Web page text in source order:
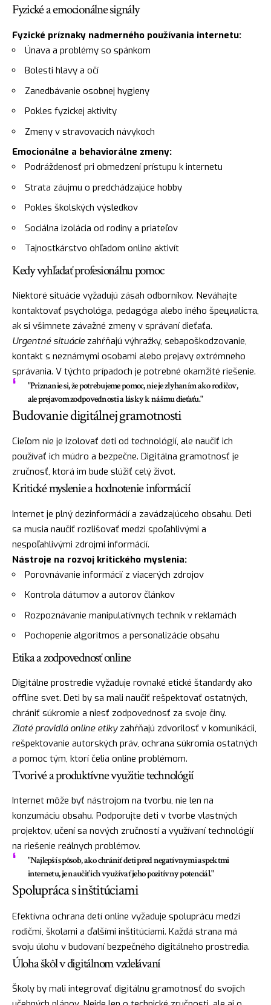
Fyzické a emocionálne signály
Fyzické príznaky nadmerného používania internetu:
Únava a problémy so spánkom
Bolesti hlavy a očí
Zanedbávanie osobnej hygieny
Pokles fyzickej aktivity
Zmeny v stravovacích návykoch
Emocionálne a behaviorálne zmeny:
Podráždenosť pri obmedzení prístupu k internetu
Strata záujmu o predchádzajúce hobby
Pokles školských výsledkov
Sociálna izolácia od rodiny a priateľov
Tajnostkárstvo ohľadom online aktivít
Kedy vyhľadať profesionálnu pomoc
Niektoré situácie vyžadujú zásah odborníkov. Neváhajte
kontaktovať psychológa, pedagóga alebo iného špециaliста,
ak si všimnete závažné zmeny v správaní dieťaťa.
Urgentné situáciezahŕňajú výhražky, sebapoškodzovanie,
kontakt s neznámymi osobami alebo prejavy extrémneho
správania. V týchto prípadoch je potrebné okamžité riešenie.
"Priznanie si, že potrebujeme pomoc, nie je zlyhaním ako rodičov,
ale prejavom zodpovednosti a lásky k nášmu dieťaťu."
Budovanie digitálnej gramotnosti
Cieľom nie je izolovať deti od technológií, ale naučiť ich
používať ich múdro a bezpečne. Digitálna gramotnosť je
zručnosť, ktorá im bude slúžiť celý život.
Kritické myslenie a hodnotenie informácií
Internet je plný dezinformácií a zavádzajúceho obsahu. Deti
sa musia naučiť rozlišovať medzi spoľahlivými a
nespoľahlivými zdrojmi informácií.
Nástroje na rozvoj kritického myslenia:
Porovnávanie informácií z viacerých zdrojov
Kontrola dátumov a autorov článkov
Rozpoznávanie manipulatívnych techník v reklamách
Pochopenie algoritmos a personalizácie obsahu
Etika a zodpovednosť online
Digitálne prostredie vyžaduje rovnaké etické štandardy ako
offline svet. Deti by sa mali naučiť rešpektovať ostatných,
chrániť súkromie a niesť zodpovednosť za svoje činy.
Zlaté pravidlá online etikyzahŕňajú zdvorilosť v komunikácii,
rešpektovanie autorských práv, ochrana súkromia ostatných
a pomoc tým, ktorí čelia online problémom.
Tvorivé a produktívne využitie technológií
Internet môže byť nástrojom na tvorbu, nie len na
konzumáciu obsahu. Podporujte deti v tvorbe vlastných
projektov, učení sa nových zručností a využívaní technológií
na riešenie reálnych problémov.
"Najlepší spôsob, ako chrániť deti pred negatívnymi aspektmi
internetu, je naučiť ich využívať jeho pozitívny potenciál."
Spolupráca s inštitúciami
Efektívna ochrana detí online vyžaduje spoluprácu medzi
rodičmi, školami a ďalšími inštitúciami. Každá strana má
svoju úlohu v budovaní bezpečného digitálneho prostredia.
Úloha škôl v digitálnom vzdelávaní
Školy by mali integrovať digitálnu gramotnosť do svojich